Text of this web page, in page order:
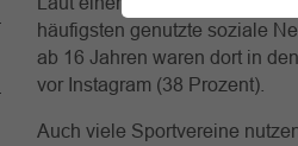
häufigsten genutzte soziale
ab 16 Jahren waren dort in
vor Instagram (38 Prozent).
Auch viele Sportvereine